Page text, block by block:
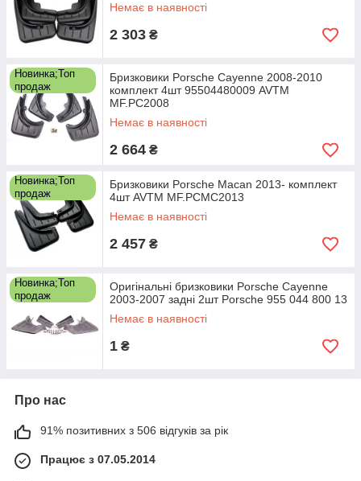
Немає в наявності
2 303 ₴
Новинка;Топ
продаж
Бризковики Porsсhe Cayenne 2008-2010
комплект 4шт 95504480009 AVTM
MF.PC2008
Немає в наявності
2 664 ₴
Новинка;Топ
продаж
Бризковики Porsсhe Macan 2013- комплект
4шт AVTM MF.PCMC2013
Немає в наявності
2 457 ₴
Новинка;Топ
продаж
Оригінальні бризковики Porsche Cayenne
2003-2007 задні 2шт Porsche 955 044 800 13
Немає в наявності
1 ₴
Про нас
91% позитивних з 506 відгуків за рік
Працює з 07.05.2014